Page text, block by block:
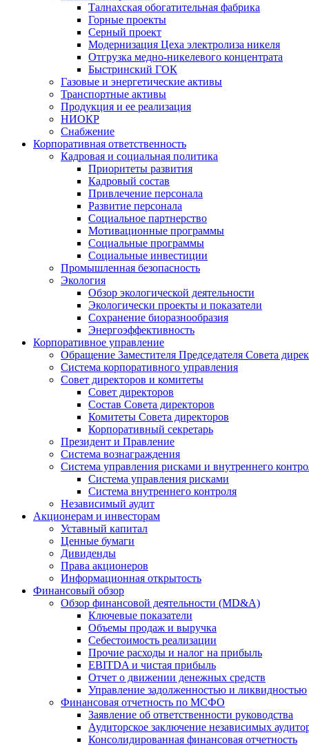
Талнахская обогатительная фабрика
Горные проекты
Серный проект
Модернизация Цеха электролиза никеля
Отгрузка медно-никелевого концентрата
Быстринский ГОК
Газовые и энергетические активы
Транспортные активы
Продукция и ее реализация
НИОКР
Снабжение
Корпоративная ответственность
Кадровая и социальная политика
Приоритеты развития
Кадровый состав
Привлечение персонала
Развитие персонала
Социальное партнерство
Мотивационные программы
Социальные программы
Социальные инвестиции
Промышленная безопасность
Экология
Обзор экологической деятельности
Экологически проекты и показатели
Сохранение биоразнообразия
Энергоэффективность
Корпоративное управление
Обращение Заместителя Председателя Совета
Система корпоративного управления
Совет директоров и комитеты
Совет директоров
Состав Совета директоров
Комитеты Совета директоров
Корпоративный секретарь
Президент и Правление
Система вознаграждения
Система управления рисками и внутреннего
Система управления рисками
Система внутреннего контроля
Независимый аудит
Акционерам и инвесторам
Уставный капитал
Ценные бумаги
Дивиденды
Права акционеров
Информационная открытость
Финансовый обзор
Обзор финансовой деятельности (MD&A)
Ключевые показатели
Объемы продаж и выручка
Себестоимость реализации
Прочие расходы и налог на прибыль
EBITDA и чистая прибыль
Отчет о движении денежных средств
Управление задолженностью и ликвидностью
Финансовая отчетность по МСФО
Заявление об ответственности руководства
Аудиторское заключение независимых
Консолидированная финансовая отчетность